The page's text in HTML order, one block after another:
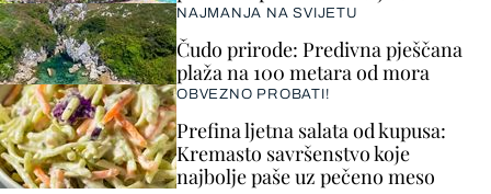
NAJMANJA NA SVIJETU
Čudo prirode: Predivna pješčana
plaža na 100 metara od mora
OBVEZNO PROBATI!
Prefina ljetna salata od kupusa:
Kremasto savršenstvo koje
najbolje paše uz pečeno meso